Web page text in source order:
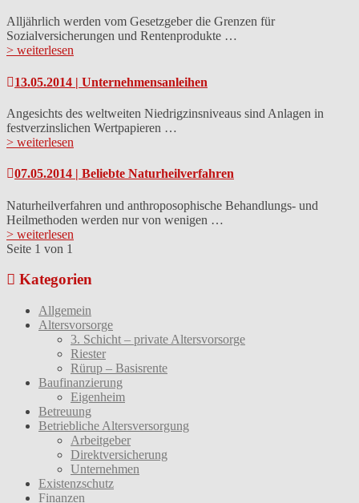
Alljährlich werden vom Gesetzgeber die Grenzen für
Sozialversicherungen und Rentenprodukte …
> weiterlesen
13.05.2014 | Unternehmensanleihen
Angesichts des weltweiten Niedrigzinsniveaus sind Anlagen in
festverzinslichen Wertpapieren …
> weiterlesen
07.05.2014 | Beliebte Naturheilverfahren
Naturheilverfahren und anthroposophische Behandlungs- und
Heilmethoden werden nur von wenigen …
> weiterlesen
Seite 1 von 1
Kategorien
Allgemein
Altersvorsorge
3. Schicht – private Altersvorsorge
Riester
Rürup – Basisrente
Baufinanzierung
Eigenheim
Betreuung
Betriebliche Altersversorgung
Arbeitgeber
Direktversicherung
Unternehmen
Existenzschutz
Finanzen